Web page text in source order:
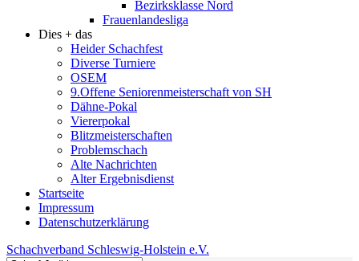
Bezirksklasse Nord
Frauenlandesliga
Dies + das
Heider Schachfest
Diverse Turniere
OSEM
9.Offene Seniorenmeisterschaft von SH
Dähne-Pokal
Viererpokal
Blitzmeisterschaften
Problemschach
Alte Nachrichten
Alter Ergebnisdienst
Startseite
Impressum
Datenschutzerklärung
Schachverband Schleswig-Holstein e.V.